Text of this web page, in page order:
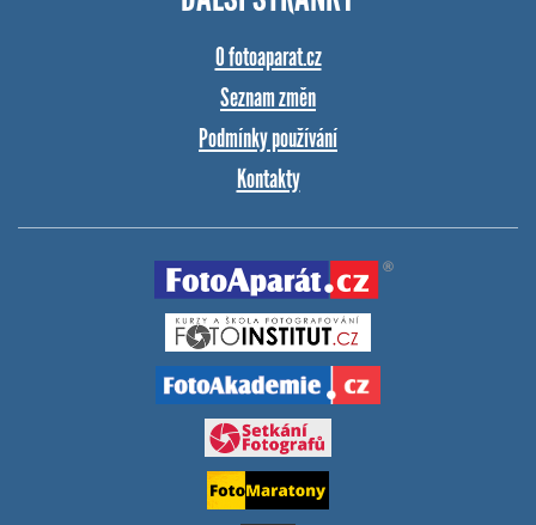
O fotoaparat.cz
Seznam změn
Podmínky používání
Kontakty